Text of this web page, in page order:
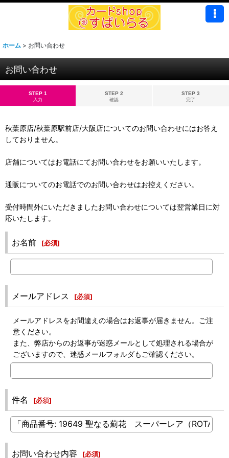
ホーム > お問い合わせ
お問い合わせ
STEP 1
入力
STEP 2
確認
STEP 3
完了
秋葉原店/秋葉原駅前店/大阪店についてのお問い合わせにはお答え
しておりません。
店舗についてはお電話にてお問い合わせをお願いいたします。
通販についてのお電話でのお問い合わせはお控えください。
受付時間外にいただきましたお問い合わせについては翌営業日に対
応いたします。
お名前 [必須]
メールアドレス [必須]
メールアドレスをお間違えの場合はお返事が届きません。ご注
意ください。
また、弊店からのお返事が迷惑メールとして処理される場合が
ございますので、迷惑メールフォルダもご確認ください。
件名 [必須]
お問い合わせ内容 [必須]